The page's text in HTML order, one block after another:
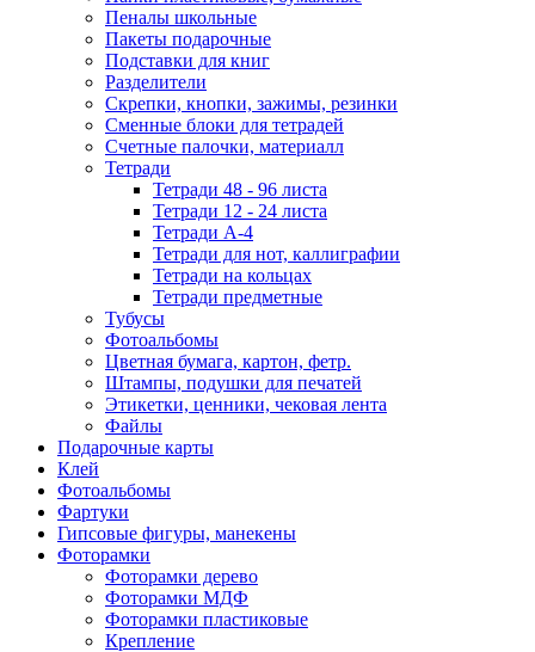
Пеналы школьные
Пакеты подарочные
Подставки для книг
Разделители
Скрепки, кнопки, зажимы, резинки
Сменные блоки для тетрадей
Счетные палочки, материалл
Тетради
Тетради 48 - 96 листа
Тетради 12 - 24 листа
Тетради А-4
Тетради для нот, каллиграфии
Тетради на кольцах
Тетради предметные
Тубусы
Фотоальбомы
Цветная бумага, картон, фетр.
Штампы, подушки для печатей
Этикетки, ценники, чековая лента
Файлы
Подарочные карты
Клей
Фотоальбомы
Фартуки
Гипсовые фигуры, манекены
Фоторамки
Фоторамки дерево
Фоторамки МДФ
Фоторамки пластиковые
Крепление